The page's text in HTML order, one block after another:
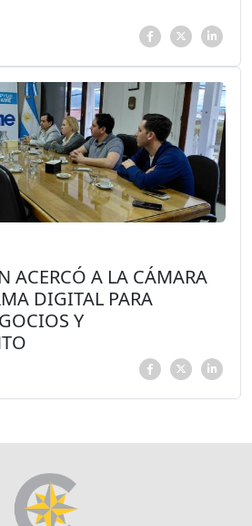
ACERCÓ A LA CÁMARA
DIGITAL PARA
Y